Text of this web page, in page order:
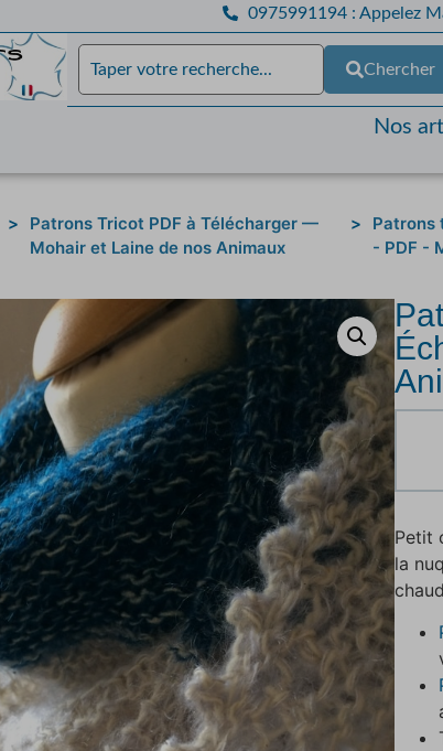
0975991194 : Appelez
Chercher
Nos
>
Patrons Tricot PDF à Télécharger —
Mohair et Laine de nos Animaux
>
Patrons
- PDF -
Petit
la